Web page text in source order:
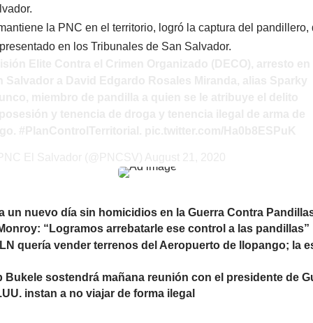
la PNC en el territorio, logró la captura del pandillero,
en los Tribunales de San Salvador.
un nuevo día sin homicidios en la Guerra Contra
“Logramos arrebatarle ese control a las pandillas”
quería vender terrenos del Aeropuerto de llopango; la
Bukele sostendrá mañana reunión con el presidente de
instan a no viajar de forma ilegal